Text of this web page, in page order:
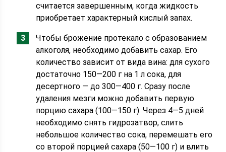
считается завершенным, когда жидкость
приобретает характерный кислый запах.
Чтобы брожение протекало с образованием
алкоголя, необходимо добавить сахар. Его
количество зависит от вида вина: для сухого
достаточно 150—200 г на 1 л сока, для
десертного — до 300—400 г. Сразу после
удаления мезги можно добавить первую
порцию сахара (100—150 г). Через 4—5 дней
необходимо снять гидрозатвор, слить
небольшое количество сока, перемешать его
со второй порцией сахара (50—100 г) и влить